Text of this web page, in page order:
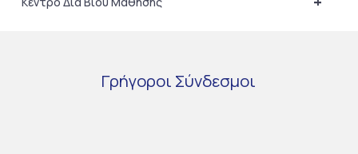
Γρήγοροι Σύνδεσμοι